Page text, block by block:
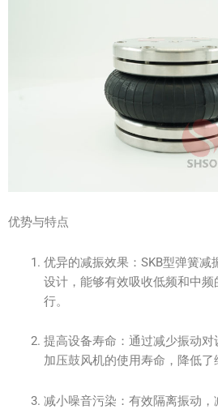
优势与特点
优异的减振效果：SKB型弹簧减
设计，能够有效吸收低频和中
行。
提高设备寿命：通过减少振动
加压鼓风机的使用寿命，降低了
减小噪音污染：有效隔离振动